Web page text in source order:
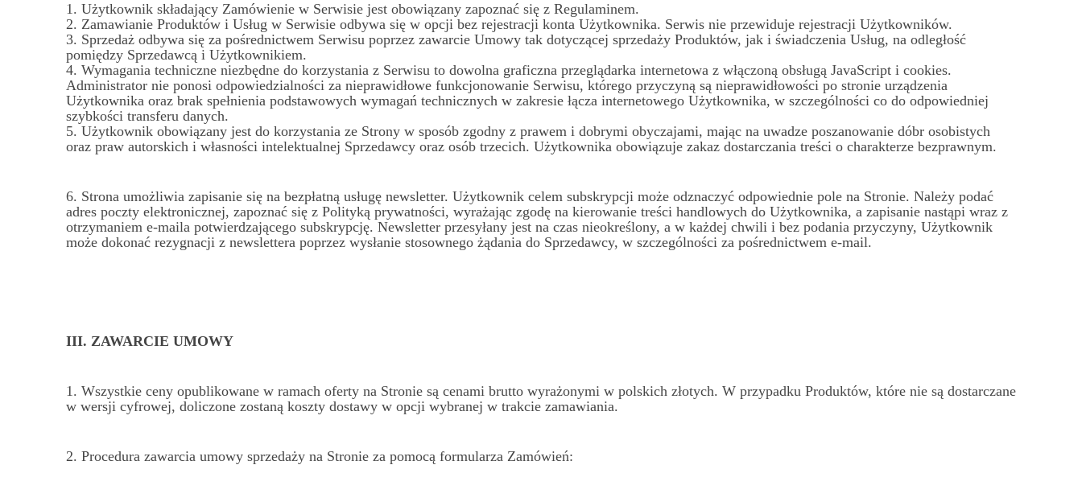
1. Użytkownik składający Zamówienie w Serwisie jest obowiązany zapoznać się z Regulaminem.
2. Zamawianie Produktów i Usług w Serwisie odbywa się w opcji bez rejestracji konta Użytkownika. Serwis nie przewiduje rejestracji Użytkowników.
3. Sprzedaż odbywa się za pośrednictwem Serwisu poprzez zawarcie Umowy tak dotyczącej sprzedaży Produktów, jak i świadczenia Usług, na odległość
pomiędzy Sprzedawcą i Użytkownikiem.
4. Wymagania techniczne niezbędne do korzystania z Serwisu to dowolna graficzna przeglądarka internetowa z włączoną obsługą JavaScript i cookies.
Administrator nie ponosi odpowiedzialności za nieprawidłowe funkcjonowanie Serwisu, którego przyczyną są nieprawidłowości po stronie urządzenia
Użytkownika oraz brak spełnienia podstawowych wymagań technicznych w zakresie łącza internetowego Użytkownika, w szczególności co do odpowiedniej
szybkości transferu danych.
5. Użytkownik obowiązany jest do korzystania ze Strony w sposób zgodny z prawem i dobrymi obyczajami, mając na uwadze poszanowanie dóbr osobistych
oraz praw autorskich i własności intelektualnej Sprzedawcy oraz osób trzecich. Użytkownika obowiązuje zakaz dostarczania treści o charakterze bezprawnym.
6. Strona umożliwia zapisanie się na bezpłatną usługę newsletter. Użytkownik celem subskrypcji może odznaczyć odpowiednie pole na Stronie. Należy podać
adres poczty elektronicznej, zapoznać się z Polityką prywatności, wyrażając zgodę na kierowanie treści handlowych do Użytkownika, a zapisanie nastąpi wraz z
otrzymaniem e-maila potwierdzającego subskrypcję. Newsletter przesyłany jest na czas nieokreślony, a w każdej chwili i bez podania przyczyny, Użytkownik
może dokonać rezygnacji z newslettera poprzez wysłanie stosownego żądania do Sprzedawcy, w szczególności za pośrednictwem e-mail.
III. ZAWARCIE UMOWY
1. Wszystkie ceny opublikowane w ramach oferty na Stronie są cenami brutto wyrażonymi w polskich złotych. W przypadku Produktów, które nie są dostarczane
w wersji cyfrowej, doliczone zostaną koszty dostawy w opcji wybranej w trakcie zamawiania.
2. Procedura zawarcia umowy sprzedaży na Stronie za pomocą formularza Zamówień: